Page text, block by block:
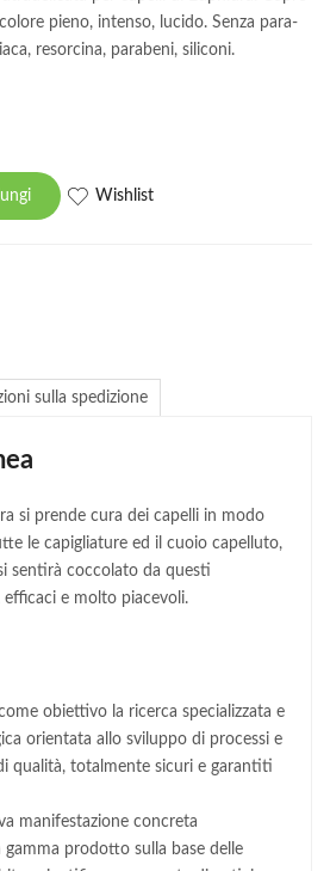
pieno, intenso, lucido. Senza para-
resorcina, parabeni, siliconi.
Wishlist
sulla spedizione
si prende cura dei capelli in modo
le capigliature ed il cuoio capelluto,
sentirà coccolato da questi
e molto piacevoli.
obiettivo la ricerca specializzata e
orientata allo sviluppo di processi e
qualità, totalmente sicuri e garantiti
manifestazione concreta
gamma prodotto sulla base delle